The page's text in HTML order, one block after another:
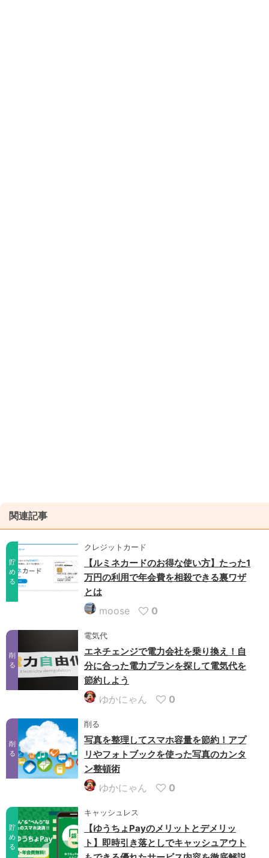
関連記事
貯
め
る
クレジットカード
【ルミネカードのお得な使い方】たった1
万円の利用で年会費を相殺できる裏ワザ
とは
moose 0
削
る
電気代
エネチェンジで電力会社を乗り換え！自
分に合った電力プランを探して電気代を
節約しよう
ゆかにゃん 0
削
る
削る
写真を整理してスマホ容量を節約！アプ
リやフォトブックを使った写真のカンタ
ン整頓術
ゆかにゃん 0
貯
め
る
キャッシュレス
【ゆうちょPayのメリットとデメリッ
ト】即時引き落としでキャッシュアウト